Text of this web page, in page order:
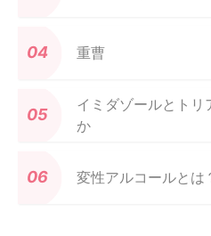
重曹
イミダゾールとトリ
か
変性アルコールとは